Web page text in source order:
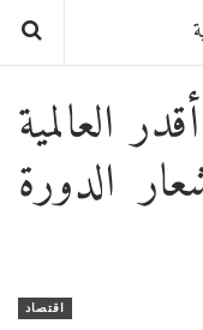
العالمية
الدورة
اقتصاد